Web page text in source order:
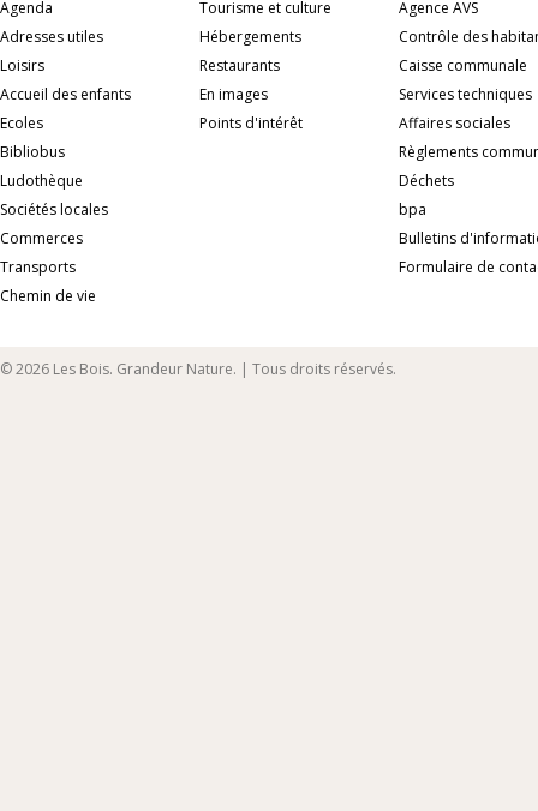
Agenda
Adresses utiles
Loisirs
Accueil des enfants
Ecoles
Bibliobus
Ludothèque
Sociétés locales
Commerces
Transports
Chemin de vie
Tourisme et culture
Hébergements
Restaurants
En images
Points d'intérêt
Agence AVS
Contrôle des
Caisse communale
Services techniques
Affaires sociales
Règlements
Déchets
bpa
Bulletins
Formulaire de
© 2026 Les Bois. Grandeur Nature. | Tous droits réservés.